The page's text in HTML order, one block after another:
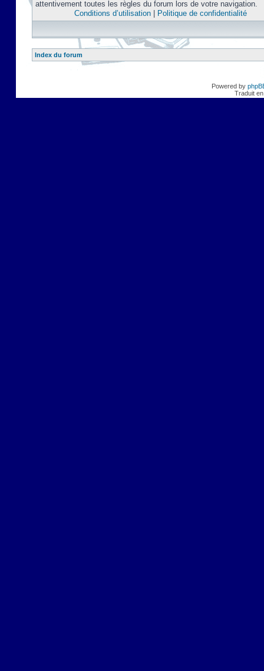
attentivement toutes les règles du forum lors de votre navigation.
Conditions d’utilisation| Politique de confidentialité
Index du forum
Powered by
Traduit